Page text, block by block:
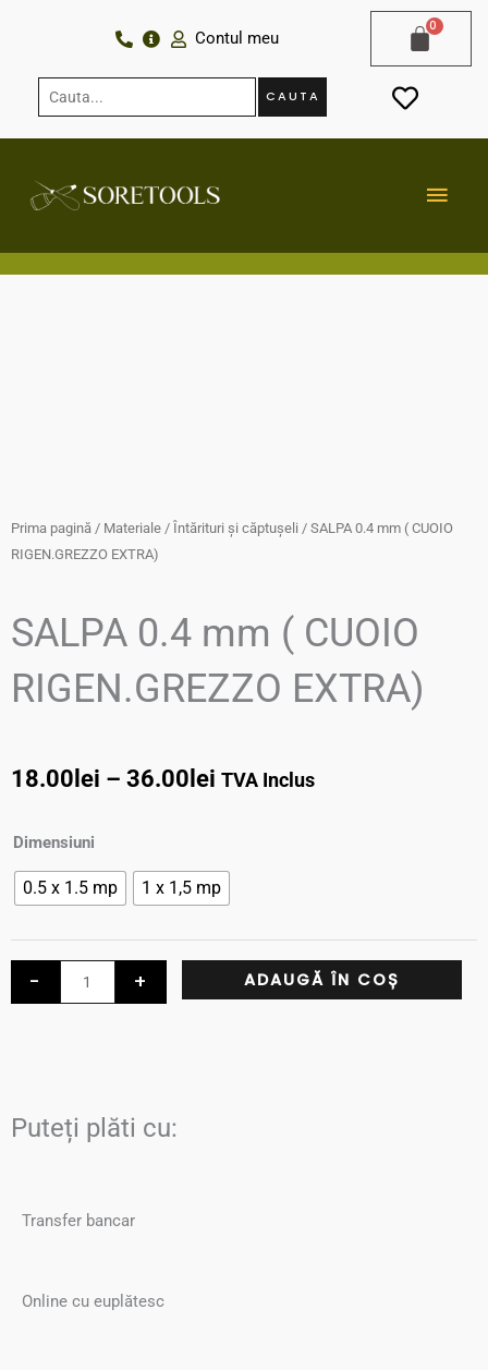
Contul meu
Cauta... CAUTA
Prima pagină / Materiale / Întărituri și căptușeli / SALPA 0.4 mm ( CUOIO
RIGEN.GREZZO EXTRA)
SALPA 0.4 mm ( CUOIO
RIGEN.GREZZO EXTRA)
18.00 lei – 36.00 lei Interval
prețuri:
18.00lei
la
TVA Inclus
Dimensiuni
0.5 x 1.5 mp 1 x 1,5 mp
-
Cantitate
SALPA
0.4
(
CUOIO
+ ADAUGĂ ÎN COȘ
Puteți plăti cu:
Transfer bancar
Online cu euplătesc